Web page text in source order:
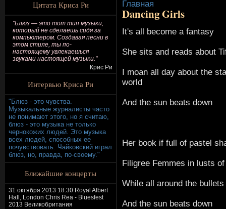
Цитата Криса Ри
"Блюз — это тот тип музыки,
который не сделаешь сидя за
компьютером. Создавая песни в
этом стиле, ты по-
настоящему увлекаешься
звуками настоящей музыки."
Крис Ри
Интервью Криса Ри
"Блюз - это чувства.
Музыкальные журналисты часто
не понимают этого, но я считаю,
блюз - это музыка не только
чернокожих людей. Это музыка
всех людей, способных ее
почувствовать. Чайковский играл
блюз, но, правда, по-своему."
Ближайшие концерты
31 октября 2013 18:30 Royal Albert
Hall, London Chris Rea - Bluesfest
2013 Великобритания
Главная
Dancing Girls
It's all become a fantasy
She sits and reads about
I moan all day about the
world
And the sun beats down
Her book if full of pastel
Filigree Femmes in lusts
While all around the
And the sun beats down